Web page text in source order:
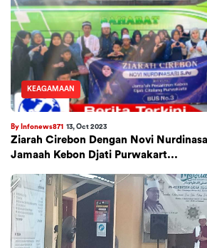
KEAGAMAAN
By Infonews871 13, Oct 2023
Ziarah Cirebon Dengan Novi
Jamaah Kebon Djati Purwakart...